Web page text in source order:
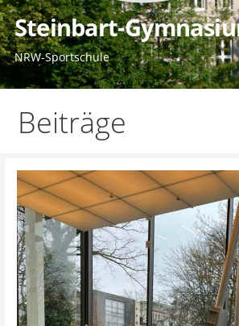
Steinbart-
NRW-Sportschule
Beiträge